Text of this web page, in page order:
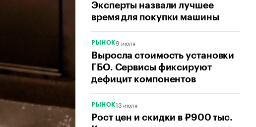
Эксперты назвали лучшее
время для покупки машины
РЫНОК9 июля
Выросла стоимость установки
ГБО. Сервисы фиксируют
дефицит компонентов
РЫНОК13 июля
Рост цен и скидки в ₽900 тыс.